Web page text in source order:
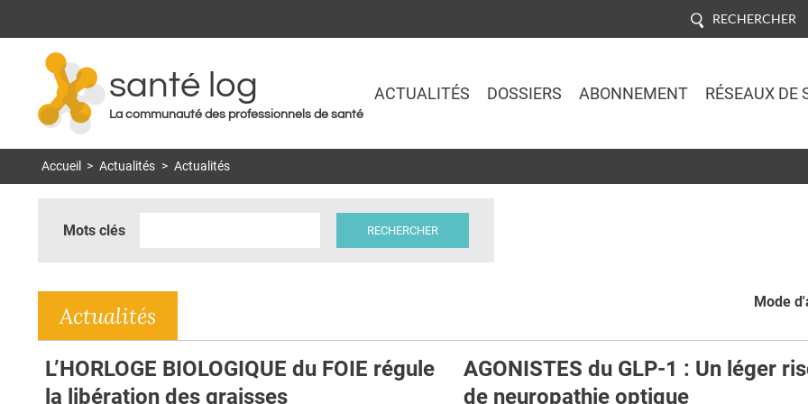
RECHERCHER
santé log
La communauté des professionnels de santé
ACTUALITÉS DOSSIERS ABONNEMENT RÉSEAUX DE
Accueil > Actualités > Actualités
Mots clés
Mode
Actualités
L’HORLOGE BIOLOGIQUE du FOIE régule
la libération des graisses
AGONISTES du GLP-1 : Un léger
de neuropathie optique